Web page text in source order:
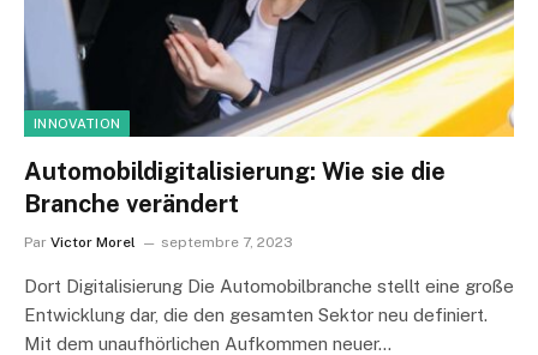
INNOVATION
Automobildigitalisierung: Wie sie die
Branche verändert
Par Victor Morel septembre 7, 2023
Dort Digitalisierung Die Automobilbranche stellt eine große
Entwicklung dar, die den gesamten Sektor neu definiert.
Mit dem unaufhörlichen Aufkommen neuer…